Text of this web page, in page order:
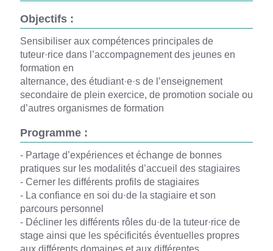
Objectifs :
Sensibiliser aux compétences principales de
tuteur·rice dans l’accompagnement des jeunes en
formation en
alternance, des étudiant·e·s de l’enseignement
secondaire de plein exercice, de promotion sociale ou
d’autres organismes de formation
Programme :
- Partage d’expériences et échange de bonnes
pratiques sur les modalités d’accueil des stagiaires
- Cerner les différents profils de stagiaires
- La confiance en soi du·de la stagiaire et son
parcours personnel
- Décliner les différents rôles du·de la tuteur·rice de
stage ainsi que les spécificités éventuelles propres
aux différents domaines et aux différentes